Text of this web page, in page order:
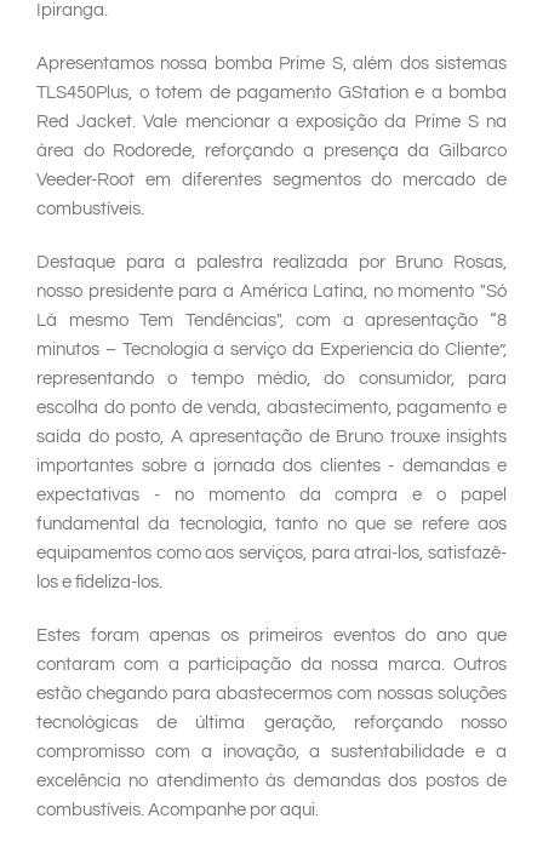
Ipiranga.
Apresentamos nossa bomba Prime S, além dos sistemas
TLS450Plus, o totem de pagamento GStation e a bomba
Red Jacket. Vale mencionar a exposição da Prime S na
área do Rodorede, reforçando a presença da Gilbarco
Veeder-Root em diferentes segmentos do mercado de
combustíveis.
Destaque para a palestra realizada por Bruno Rosas,
nosso presidente para a América Latina, no momento "Só
Lá mesmo Tem Tendências", com a apresentação “8
minutos – Tecnologia a serviço da Experiencia do Cliente”,
representando o tempo médio, do consumidor, para
escolha do ponto de venda, abastecimento, pagamento e
saída do posto, A apresentação de Bruno trouxe insights
importantes sobre a jornada dos clientes - demandas e
expectativas - no momento da compra e o papel
fundamental da tecnologia, tanto no que se refere aos
equipamentos como aos serviços, para atrai-los, satisfazê-
los e fideliza-los.
Estes foram apenas os primeiros eventos do ano que
contaram com a participação da nossa marca. Outros
estão chegando para abastecermos com nossas soluções
tecnológicas de última geração, reforçando nosso
compromisso com a inovação, a sustentabilidade e a
excelência no atendimento às demandas dos postos de
combustíveis. Acompanhe por aqui.